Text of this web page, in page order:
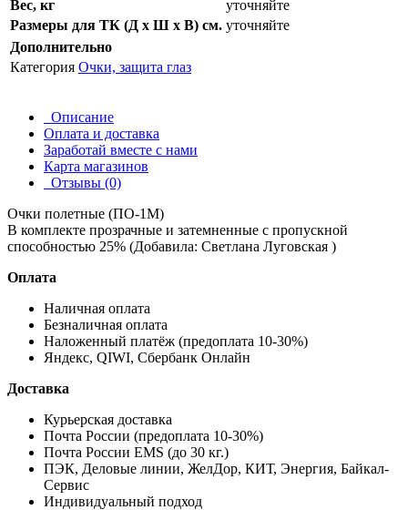
Вес, кг
уточняйте
Размеры для ТК (Д х Ш х В) см. уточняйте
Дополнительно
Категория Очки, защита глаз
Описание
Оплата и доставка
Заработай вместе с нами
Карта магазинов
Отзывы (0)
Очки полетные (ПО-1М)
В комплекте прозрачные и затемненные с пропускной
способностью 25% (Добавила: Светлана Луговская )
Оплата
Наличная оплата
Безналичная оплата
Наложенный платёж (предоплата 10-30%)
Яндекс, QIWI, Сбербанк Онлайн
Доставка
Курьерская доставка
Почта России (предоплата 10-30%)
Почта России EMS (до 30 кг.)
ПЭК, Деловые линии, ЖелДор, КИТ, Энергия, Байкал-
Сервис
Индивидуальный подход